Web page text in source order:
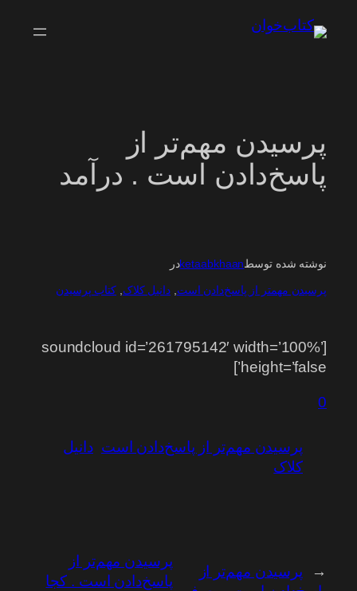
پرسیدن مهم‌تر از
پاسخ‌دادن است . درآمد
نوشته شده توسطketaabkhaanدر
پرسیدن مهمتر از پاسخ‌دادن است , دانیل کلاک کتاب پرسیدن
[soundcloud id=’261795142′ width=’100%’
height=’false’]
0
پرسیدن مهم‌تر از پاسخ‌دادن است دانیل
کلاک
←
پرسیدن مهم‌تر از
پرسیدن مهم‌تر از
پاسخ‌دادن است . کجا